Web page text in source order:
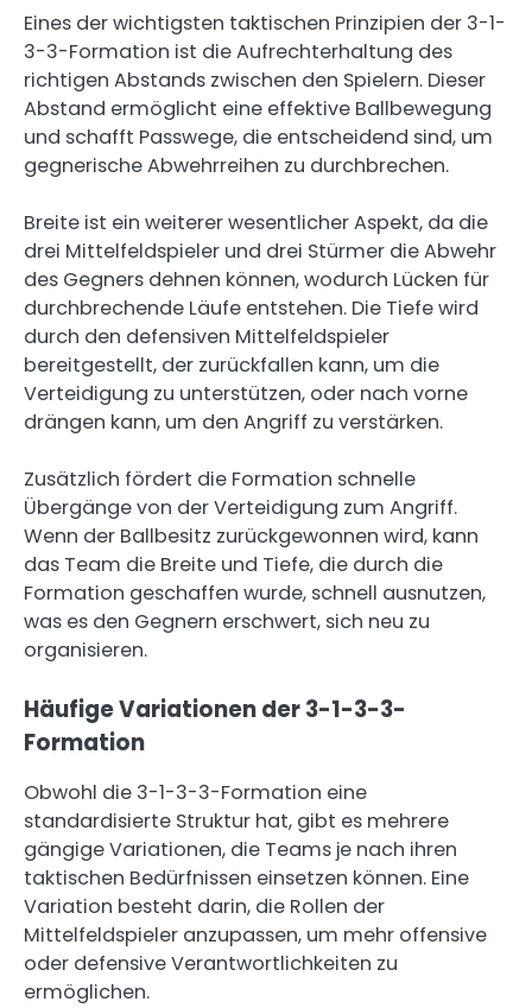
Eines der wichtigsten taktischen Prinzipien der 3-1-
3-3-Formation ist die Aufrechterhaltung des
richtigen Abstands zwischen den Spielern. Dieser
Abstand ermöglicht eine effektive Ballbewegung
und schafft Passwege, die entscheidend sind, um
gegnerische Abwehrreihen zu durchbrechen.
Breite ist ein weiterer wesentlicher Aspekt, da die
drei Mittelfeldspieler und drei Stürmer die Abwehr
des Gegners dehnen können, wodurch Lücken für
durchbrechende Läufe entstehen. Die Tiefe wird
durch den defensiven Mittelfeldspieler
bereitgestellt, der zurückfallen kann, um die
Verteidigung zu unterstützen, oder nach vorne
drängen kann, um den Angriff zu verstärken.
Zusätzlich fördert die Formation schnelle
Übergänge von der Verteidigung zum Angriff.
Wenn der Ballbesitz zurückgewonnen wird, kann
das Team die Breite und Tiefe, die durch die
Formation geschaffen wurde, schnell ausnutzen,
was es den Gegnern erschwert, sich neu zu
organisieren.
Häufige Variationen der 3-1-3-3-
Formation
Obwohl die 3-1-3-3-Formation eine
standardisierte Struktur hat, gibt es mehrere
gängige Variationen, die Teams je nach ihren
taktischen Bedürfnissen einsetzen können. Eine
Variation besteht darin, die Rollen der
Mittelfeldspieler anzupassen, um mehr offensive
oder defensive Verantwortlichkeiten zu
ermöglichen.